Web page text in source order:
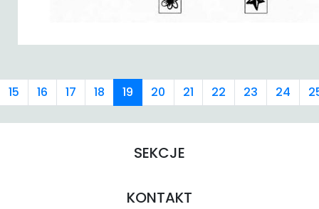
15 16 17 18 19 20 21 22 23 24
SEKCJE
KONTAKT